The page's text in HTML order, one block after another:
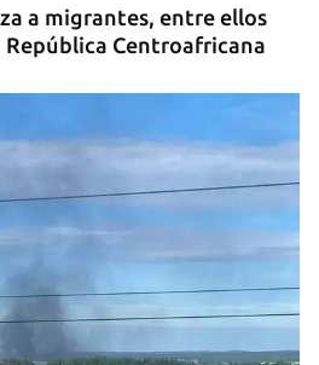
a migrantes, entre ellos
Centroafricana